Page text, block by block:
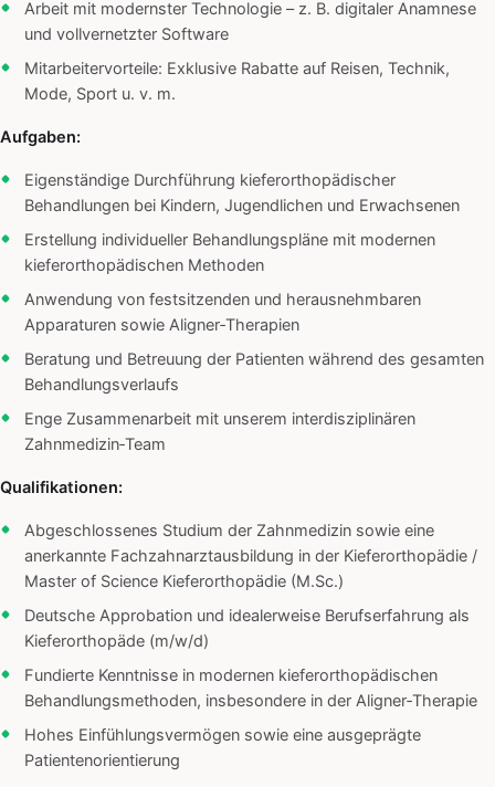
Arbeit mit modernster Technologie – z. B. digitaler Anamnese
und vollvernetzter Software
Mitarbeitervorteile: Exklusive Rabatte auf Reisen, Technik,
Mode, Sport u. v. m.
Aufgaben:
Eigenständige Durchführung kieferorthopädischer
Behandlungen bei Kindern, Jugendlichen und Erwachsenen
Erstellung individueller Behandlungspläne mit modernen
kieferorthopädischen Methoden
Anwendung von festsitzenden und herausnehmbaren
Apparaturen sowie Aligner‑Therapien
Beratung und Betreuung der Patienten während des gesamten
Behandlungsverlaufs
Enge Zusammenarbeit mit unserem interdisziplinären
Zahnmedizin‑Team
Qualifikationen:
Abgeschlossenes Studium der Zahnmedizin sowie eine
anerkannte Fachzahnarztausbildung in der Kieferorthopädie /
Master of Science Kieferorthopädie (M.Sc.)
Deutsche Approbation und idealerweise Berufserfahrung als
Kieferorthopäde (m/w/d)
Fundierte Kenntnisse in modernen kieferorthopädischen
Behandlungsmethoden, insbesondere in der Aligner‑Therapie
Hohes Einfühlungsvermögen sowie eine ausgeprägte
Patientenorientierung